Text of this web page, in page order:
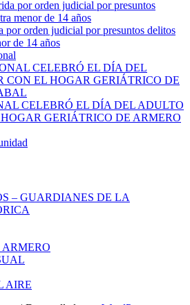
por orden judicial por presuntos delitos
de 14 años
CELEBRÓ EL DÍA DEL ADULTO
GERIÁTRICO DE ARMERO
– GUARDIANES DE LA
AIRE